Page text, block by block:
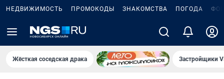
НЕДВИЖИМОСТЬ ПРОМОКОДЫ ЗНАКОМСТВА ПОГОДА
Жёсткая соседская драка Застройщики